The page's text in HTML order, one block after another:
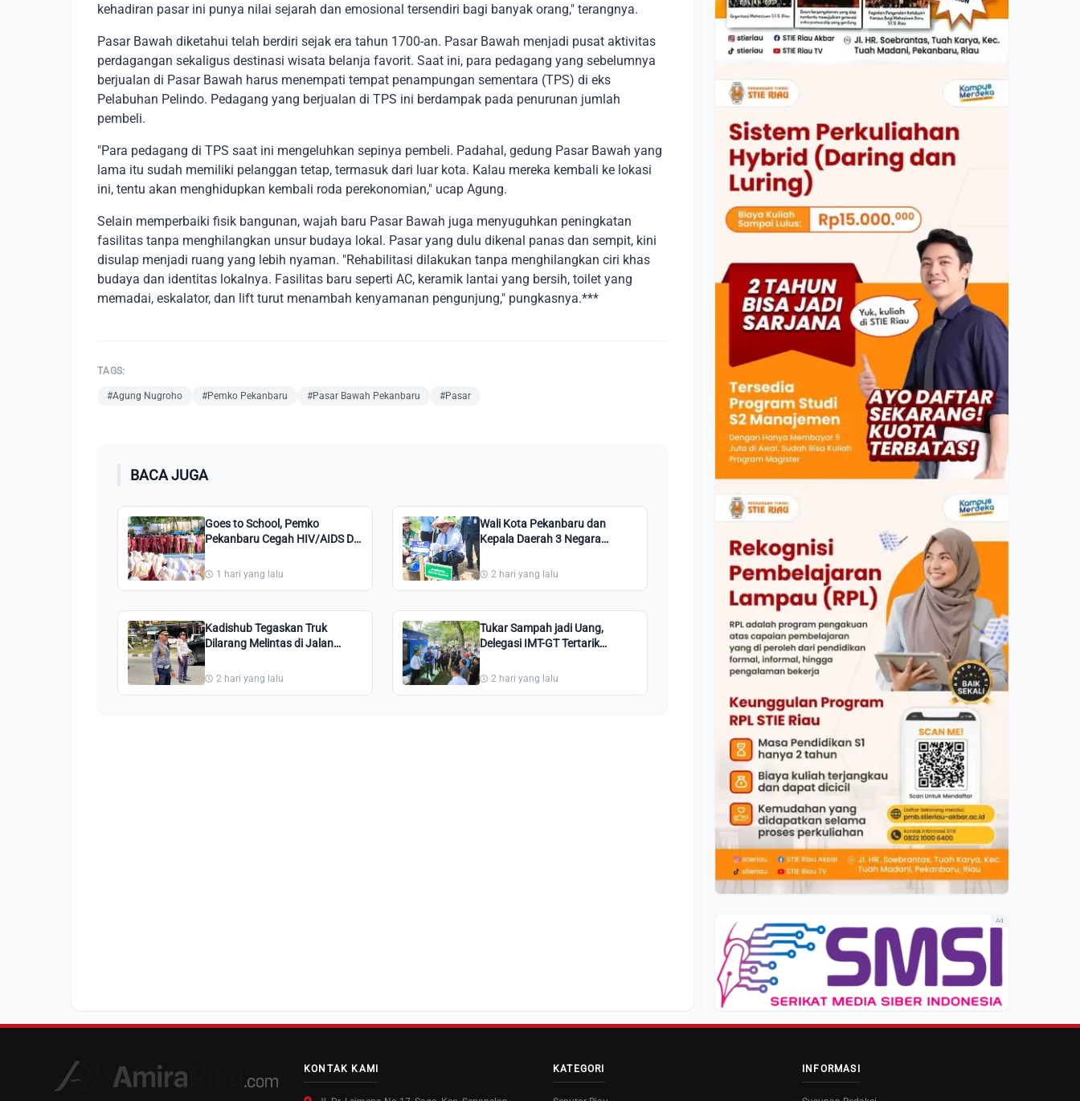
kehadiran pasar ini punya nilai sejarah dan emosional tersendiri bagi banyak orang," terangnya.
Pasar Bawah diketahui telah berdiri sejak era tahun 1700-an. Pasar Bawah menjadi pusat aktivitas
perdagangan sekaligus destinasi wisata belanja favorit. Saat ini, para pedagang yang sebelumnya
berjualan di Pasar Bawah harus menempati tempat penampungan sementara (TPS) di eks
Pelabuhan Pelindo. Pedagang yang berjualan di TPS ini berdampak pada penurunan jumlah
pembeli.
"Para pedagang di TPS saat ini mengeluhkan sepinya pembeli. Padahal, gedung Pasar Bawah yang
lama itu sudah memiliki pelanggan tetap, termasuk dari luar kota. Kalau mereka kembali ke lokasi
ini, tentu akan menghidupkan kembali roda perekonomian," ucap Agung.
Selain memperbaiki fisik bangunan, wajah baru Pasar Bawah juga menyuguhkan peningkatan
fasilitas tanpa menghilangkan unsur budaya lokal. Pasar yang dulu dikenal panas dan sempit, kini
disulap menjadi ruang yang lebih nyaman. "Rehabilitasi dilakukan tanpa menghilangkan ciri khas
budaya dan identitas lokalnya. Fasilitas baru seperti AC, keramik lantai yang bersih, toilet yang
memadai, eskalator, dan lift turut menambah kenyamanan pengunjung," pungkasnya.***
TAGS:
#Agung Nugroho #Pemko Pekanbaru #Pasar Bawah Pekanbaru #Pasar
BACA JUGA
Goes to School, Pemko
Pekanbaru Cegah HIV/AIDS Di
1 hari yang lalu
Wali Kota Pekanbaru dan
Kepala Daerah 3 Negara
Tenayan Raya
2 hari yang lalu
Kadishub Tegaskan Truk
Dilarang Melintas di Jalan
Perintahkan Putar Balik!
2 hari yang lalu
Tukar Sampah jadi Uang,
Delegasi IMT-GT Tertarik
Pekanbaru
2 hari yang lalu
Ad
KONTAK KAMI KATEGORI INFORMASI